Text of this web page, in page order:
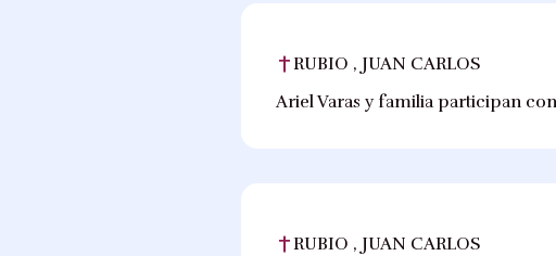
RUBIO , JUAN CARLOS
Ariel Varas y familia participan
RUBIO , JUAN CARLOS